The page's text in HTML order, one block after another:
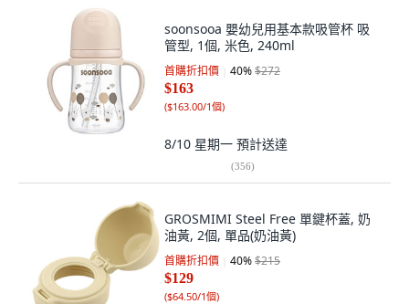
soonsooa 嬰幼兒用基本款吸管杯 吸
管型, 1個, 米色, 240ml
首購折扣價 40%$272
$163
($163.00/1個)
8/10 星期一 預計送達
(356)
GROSMIMI Steel Free 單鍵杯蓋, 奶
油黃, 2個, 單品(奶油黃)
首購折扣價 40%$215
$129
($64.50/1個)